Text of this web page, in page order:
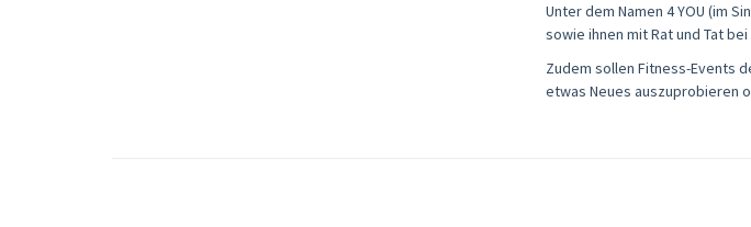
Unter dem Namen 4 YOU (im
sowie ihnen mit Rat und Tat
Zudem sollen Fitness-Events
etwas Neues auszuprobieren